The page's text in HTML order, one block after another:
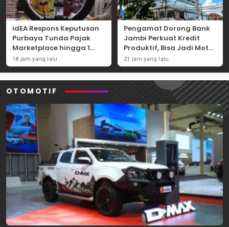
idEA Respons Keputusan
Purbaya Tunda Pajak
Marketplace hingga 1
November 2026
18 jam yang lalu
Pengamat Dorong Bank
Jambi Perkuat Kredit
Produktif, Bisa Jadi Motor
Ekonomi Daerah
21 jam yang lalu
OTOMOTIF